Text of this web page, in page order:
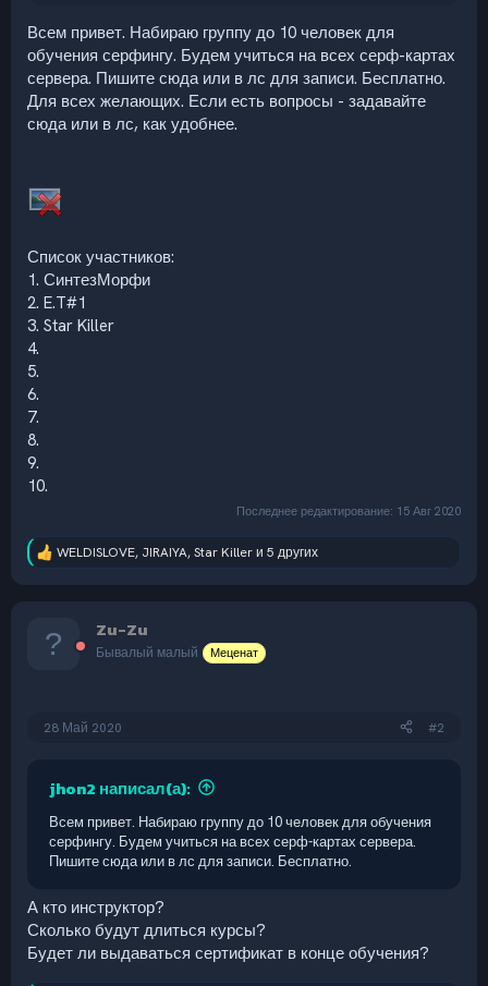
Всем привет. Набираю группу до 10 человек для
обучения серфингу. Будем учиться на всех серф-картах
сервера. Пишите сюда или в лс для записи. Бесплатно.
Для всех желающих. Если есть вопросы - задавайте
сюда или в лс, как удобнее.
Список участников:
1. СинтезМорфи
2. E.T#1
3. Star Killer
4.
5.
6.
7.
8.
9.
10.
Последнее редактирование: 15 Авг 2020
Р
WELDISLOVE, JIRAIYA,Star Killerи 5 других
Zu-Zu
Бывалый малый Меценат
28 Май 2020 #2
jhon2 написал(а):
Всем привет. Набираю группу до 10 человек для обучения
серфингу. Будем учиться на всех серф-картах сервера.
Пишите сюда или в лс для записи. Бесплатно.
А кто инструктор?
Сколько будут длиться курсы?
Будет ли выдаваться сертификат в конце обучения?